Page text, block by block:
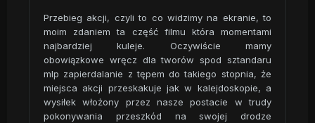
Przebieg akcji, czyli to co widzimy na ekranie, to
moim zdaniem ta część filmu która momentami
najbardziej kuleje. Oczywiście mamy
obowiązkowe wręcz dla tworów spod sztandaru
mlp zapierdalanie z tępem do takiego stopnia, że
miejsca akcji przeskakuje jak w kalejdoskopie, a
wysiłek włożony przez nasze postacie w trudy
pokonywania przeszkód na swojej drodze